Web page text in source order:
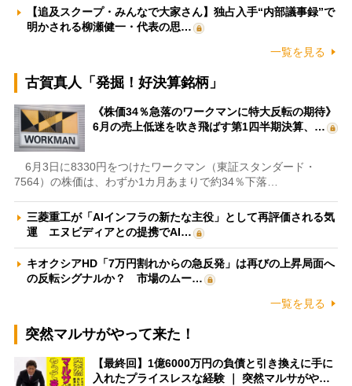
【追及スクープ・みんなで大家さん】独占入手“内部議事録”で
明かされる柳瀬健一・代表の思…
一覧を見る
古賀真人「発掘！好決算銘柄」
《株価34％急落のワークマンに特大反転の期待》
6月の売上低迷を吹き飛ばす第1四半期決算、…
6月3日に8330円をつけたワークマン（東証スタンダード・
7564）の株価は、わずか1カ月あまりで約34％下落…
三菱重工が「AIインフラの新たな主役」として再評価される気
運 エヌビディアとの提携でAI…
キオクシアHD「7万円割れからの急反発」は再びの上昇局面へ
の反転シグナルか？ 市場のムー…
一覧を見る
突然マルサがやって来た！
【最終回】1億6000万円の負債と引き換えに手に
入れたプライスレスな経験 ｜ 突然マルサがや…